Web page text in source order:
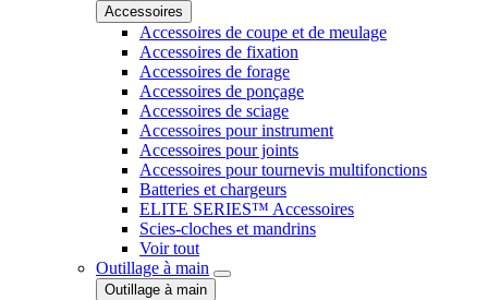
Accessoires
Accessoires de coupe et de meulage
Accessoires de fixation
Accessoires de forage
Accessoires de ponçage
Accessoires de sciage
Accessoires pour instrument
Accessoires pour joints
Accessoires pour tournevis multifonctions
Batteries et chargeurs
ELITE SERIES™ Accessoires
Scies-cloches et mandrins
Voir tout
Outillage à main
Outillage à main